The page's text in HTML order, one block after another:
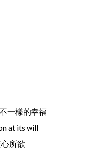
一樣的幸福
at its will
所欲